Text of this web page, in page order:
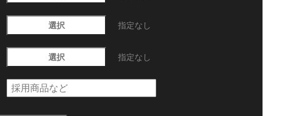
選択 指定なし
選択 指定なし